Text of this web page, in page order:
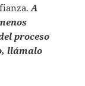
A
proceso
llámalo